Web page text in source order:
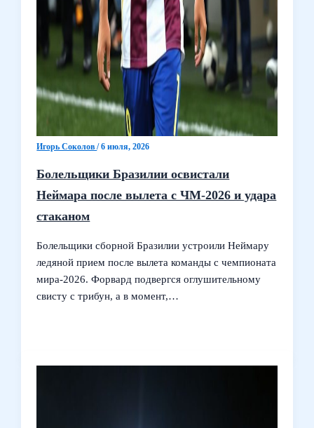
Игорь Соколов/6 июля, 2026
Болельщики Бразилии освистали
Неймара после вылета с ЧМ‑2026 и удара
стаканом
Болельщики сборной Бразилии устроили Неймару
ледяной прием после вылета команды с чемпионата
мира‑2026. Форвард подвергся оглушительному
свисту с трибун, а в момент,…